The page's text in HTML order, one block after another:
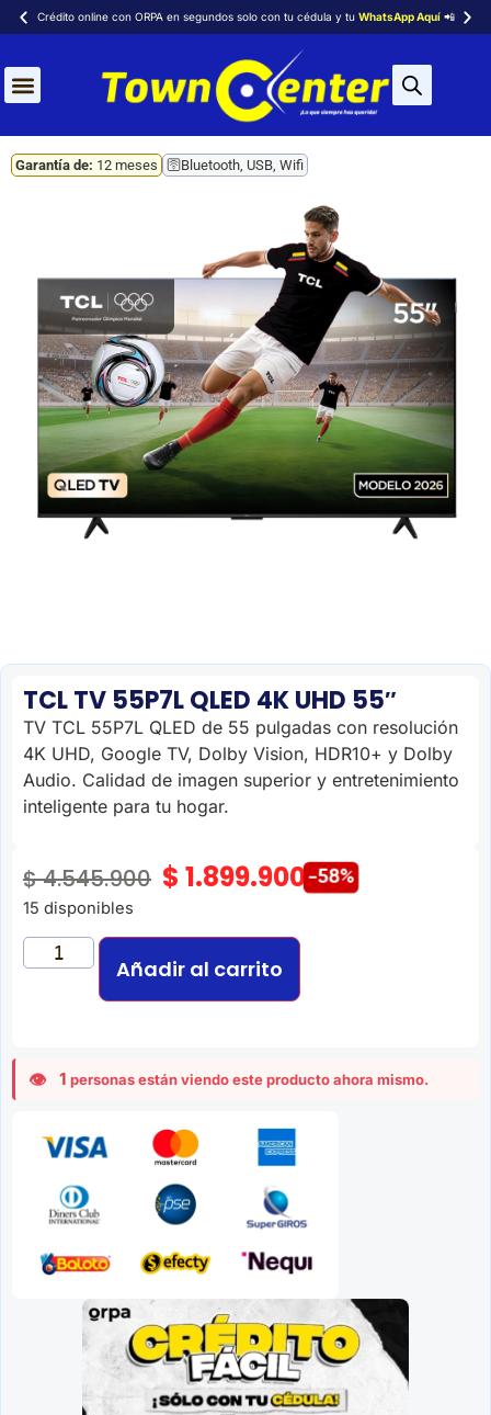
Crédito online con ORPA en segundos solo con tu cédula y tu WhatsApp Aquí📲
Garantía de: 12 meses 🛜Bluetooth, USB, Wifi
TCL TV 55P7L QLED 4K UHD 55″
TV TCL 55P7L QLED de 55 pulgadas con resolución
4K UHD, Google TV, Dolby Vision, HDR10+ y Dolby
Audio. Calidad de imagen superior y entretenimiento
inteligente para tu hogar.
$4.545.900 $ 1.899.900 -58%
15 disponibles
Añadir al carrito
1 personas están viendo este producto ahora mismo.